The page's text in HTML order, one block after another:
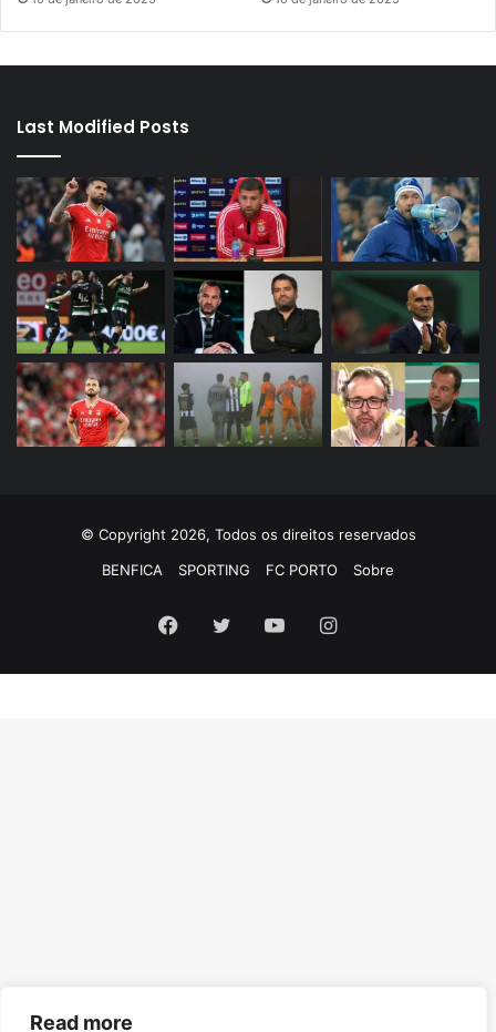
Read more
Last Modified Posts
© Copyright 2026, Todos os direitos reservados
BENFICA
SPORTING FC PORTO Sobre
Facebook
TwitterYouTubeInstagram